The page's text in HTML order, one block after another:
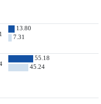
13.80
7.31
55.18
45.24